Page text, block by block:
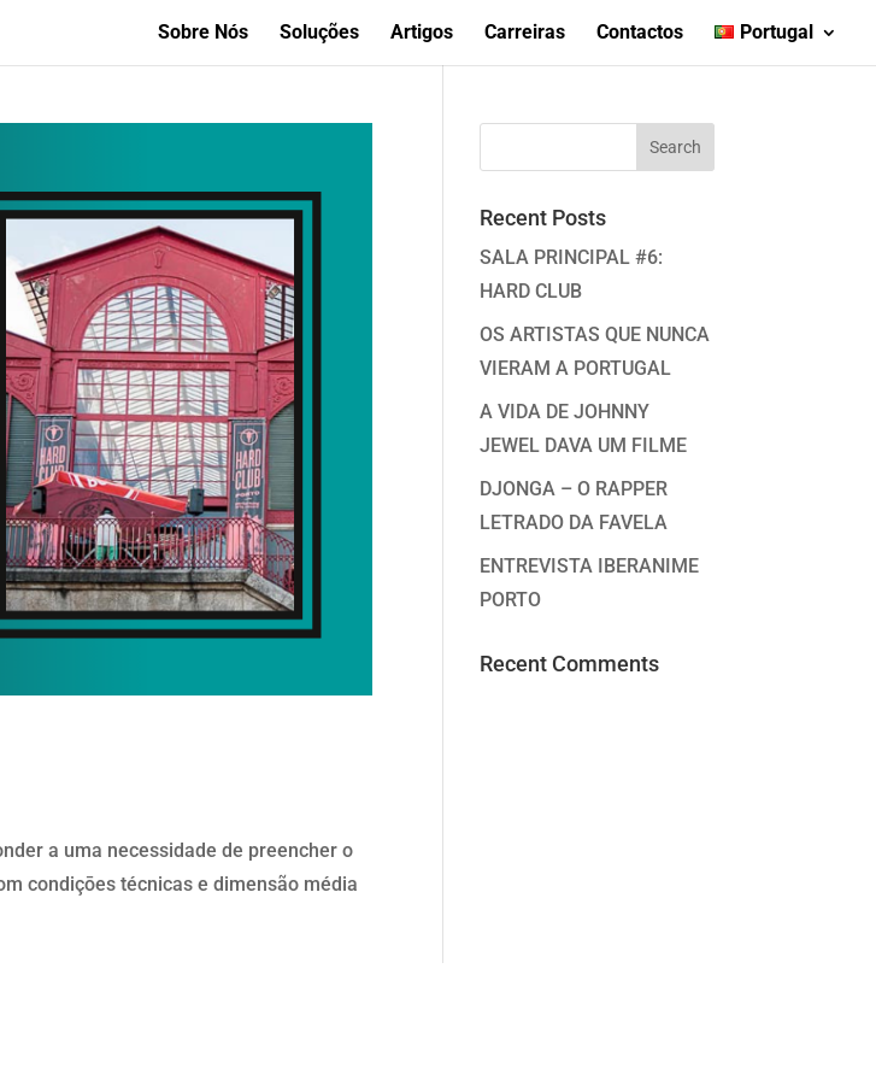
Sobre Nós Soluções Artigos Carreiras Contactos Portugal
a uma necessidade de preencher o
condiçōes técnicas e dimensão média
Recent Posts
SALA PRINCIPAL #6:
HARD CLUB
OS ARTISTAS QUE NUNCA
VIERAM A PORTUGAL
A VIDA DE JOHNNY
JEWEL DAVA UM FILME
DJONGA – O RAPPER
LETRADO DA FAVELA
ENTREVISTA IBERANIME
PORTO
Recent Comments